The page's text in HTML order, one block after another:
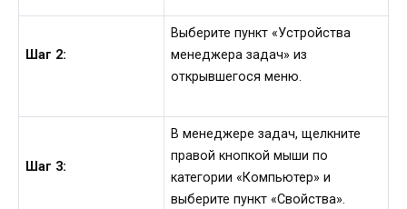
Шаг 2:
Выберите пункт «Устройства
менеджера задач» из
открывшегося меню.
Шаг 3:
В менеджере задач, щелкните
правой кнопкой мыши по
категории «Компьютер» и
выберите пункт «Свойства».